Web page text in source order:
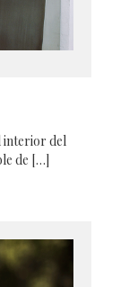
interior del
de […]